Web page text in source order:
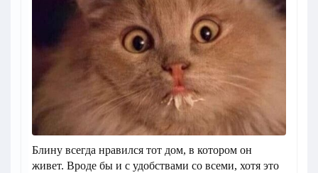
Блину всегда нравился тот дом, в котором он
живет. Вроде бы и с удобствами со всеми, хотя это